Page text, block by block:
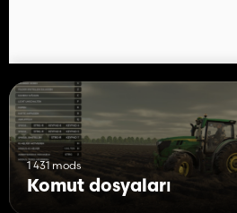
1 431 mods
Komut dosyaları